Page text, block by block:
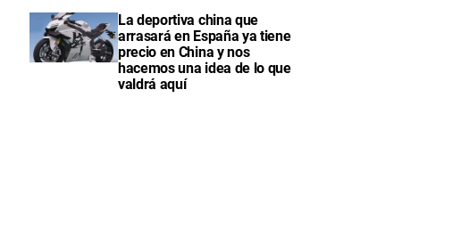
La deportiva china que
arrasará en España ya tiene
precio en China y nos
hacemos una idea de lo que
valdrá aquí